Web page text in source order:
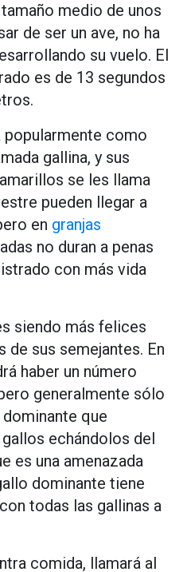
medio de unos
de ser un ave, no ha
su vuelo. El
es de 13 segundos
popularmente como
gallina, y sus
se les llama
pueden llegar a
en granjas
no duran a penas
con más vida
siendo más felices
de sus semejantes. En
haber un número
generalmente sólo
que
echándolos del
es una amenazada
dominante tiene
todas las gallinas a
comida, llamará al